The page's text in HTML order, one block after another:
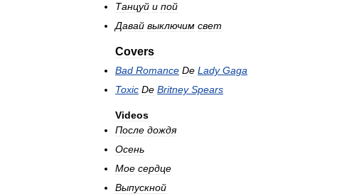
Танцуй и пой
Давай выключим свет
Covers
Bad Romance De Lady Gaga
Toxic De Britney Spears
Videos
После дождя
Осень
Мое сердце
Выпускной